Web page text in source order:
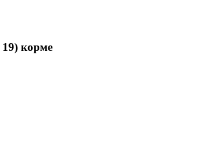
19) корме